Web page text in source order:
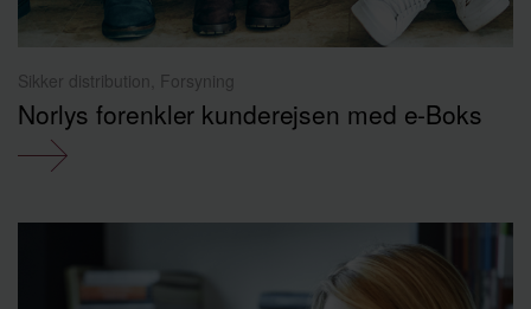
Sikker distribution, Forsyning
Norlys forenkler kunderejsen med e-Boks